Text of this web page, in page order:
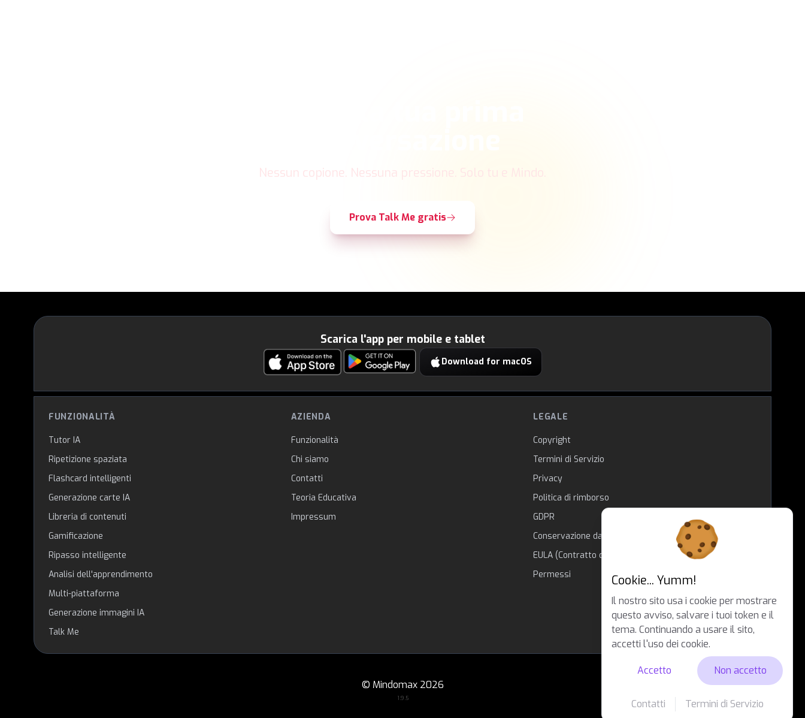
Cookie... Yumm!
Il nostro sito usa i cookie per mostrare
questo avviso, salvare i tuoi token e il
tema. Continuando a usare il sito,
accetti l'uso dei cookie.
Accetto Non accetto
Contatti Termini di Servizio
Nessun copione. Nessuna pressione. Solo tu e Mindo.
Prova Talk Me gratis
Scarica l'app per mobile e tablet
Download for macOS
FUNZIONALITÀ
Tutor IA
Ripetizione spaziata
Flashcard intelligenti
Generazione carte IA
Libreria di contenuti
Gamificazione
Ripasso intelligente
Analisi dell'apprendimento
Multi-piattaforma
Generazione immagini IA
Talk Me
AZIENDA
Funzionalità
Chi siamo
Contatti
Teoria Educativa
Impressum
LEGALE
Copyright
Termini di Servizio
Privacy
Politica di rimborso
GDPR
Conservazione dati
EULA (Contratto di licenza utente)
Permessi
© Mindomax 2026
1.9.5